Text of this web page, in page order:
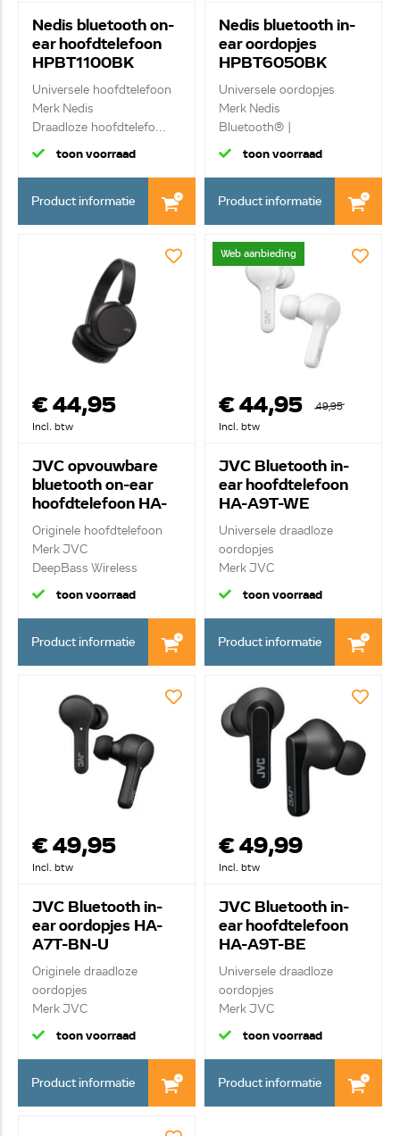
Nedis bluetooth on-
ear hoofdtelefoon
HPBT1100BK
Universele hoofdtelefoon
Merk Nedis
Draadloze hoofdtelefo...
toon voorraad
Product informatie
Nedis bluetooth in-
ear oordopjes
HPBT6050BK
Universele oordopjes
Merk Nedis
Bluetooth® |
Aanraakbedie...
toon voorraad
Product informatie
€ 44,95
Incl. btw
JVC opvouwbare
bluetooth on-ear
hoofdtelefoon HA-
S36W-BU
Originele hoofdtelefoon
Merk JVC
DeepBass Wireless
Headpho...
toon voorraad
Product informatie
Web aanbieding
€ 44,95
49,95
Incl. btw
JVC Bluetooth in-
ear hoofdtelefoon
HA-A9T-WE
Universele draadloze
oordopjes
Merk JVC
Draadloze Bluetoot...
toon voorraad
Product informatie
€ 49,95
Incl. btw
JVC Bluetooth in-
ear oordopjes HA-
A7T-BN-U
Originele draadloze
oordopjes
Merk JVC
Draadloze Bluetooth...
toon voorraad
Product informatie
€ 49,99
Incl. btw
JVC Bluetooth in-
ear hoofdtelefoon
HA-A9T-BE
Universele draadloze
oordopjes
Merk JVC
Draadloze Bluetoot...
toon voorraad
Product informatie